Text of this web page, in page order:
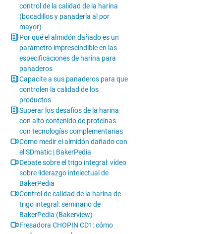
control de la calidad de la harina
(bocadillos y panadería al por
mayor)
Por qué el almidón dañado es un
parámetro imprescindible en las
especificaciones de harina para
panaderos
Capacite a sus panaderos para que
controlen la calidad de los
productos
Superar los desafíos de la harina
con alto contenido de proteínas
con tecnologías complementarias
Cómo medir el almidón dañado con
el SDmatic | BakerPedia
Debate sobre el trigo integral: vídeo
sobre liderazgo intelectual de
BakerPedia
Control de calidad de la harina de
trigo integral: seminario de
BakerPedia (Bakerview)
Fresadora CHOPIN CD1: cómo